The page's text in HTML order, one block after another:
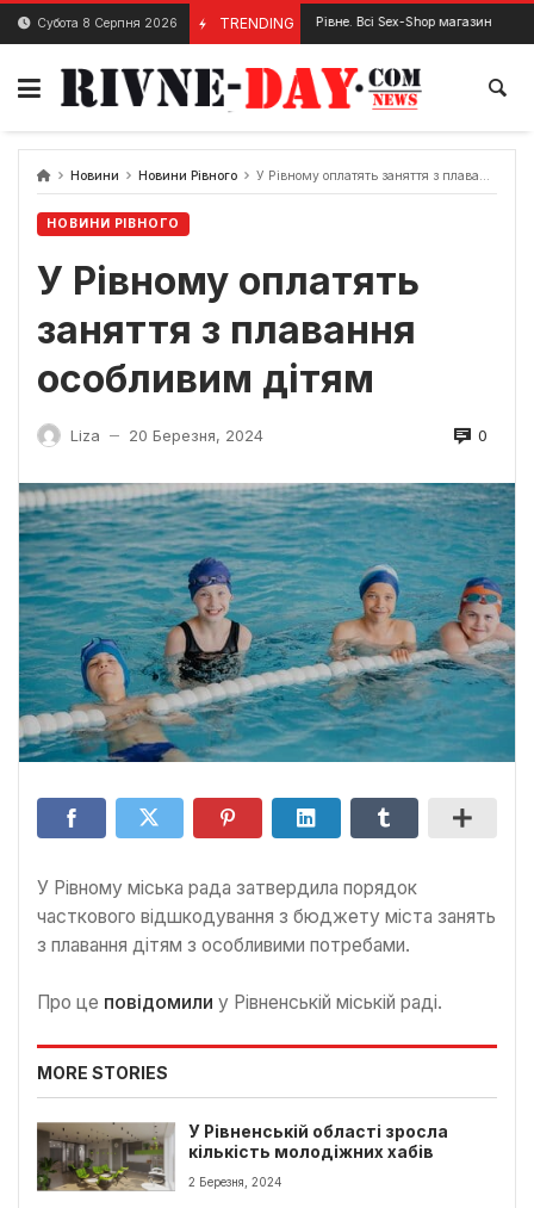
Skip
content
Субота 8 Серпня 2026 TRENDING
26 Квітня, 2024 Секс-шоп Рівне. Всі Sex-Shop магазини Рівного
Новини Новини Рівного У Рівному оплатять заняття з плавання особливим дітям
НОВИНИ РІВНОГО
У Рівному оплатять
заняття з плавання
особливим дітям
Liza — 20 Березня, 2024 0
У Рівному міська рада затвердила порядок
часткового відшкодування з бюджету міста занять
з плавання дітям з особливими потребами.
Про це повідомили у Рівненській міській раді.
MORE STORIES
У Рівненській області зросла
кількість молодіжних хабів
2 Березня, 2024